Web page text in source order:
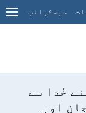
سبسکرائب
خُدا سے
اور